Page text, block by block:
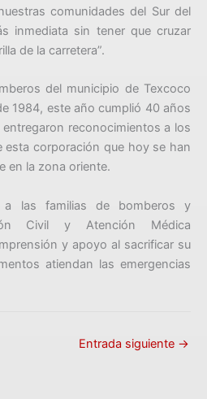
comunidades del Sur del
inmediata sin tener que cruzar
de la carretera”.
del municipio de Texcoco
1984, este año cumplió 40 años
reconocimientos a los
esta corporación que hoy se han
en la zona oriente.
a las familias de bomberos y
Civil y Atención Médica
y apoyo al sacrificar su
atiendan las emergencias
Entrada siguiente →